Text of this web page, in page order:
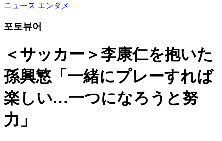
ニュース エンタメ
포토뷰어
＜サッカー＞李康仁を抱いた
孫興慜「一緒にプレーすれば
楽しい…一つになろうと努
力」